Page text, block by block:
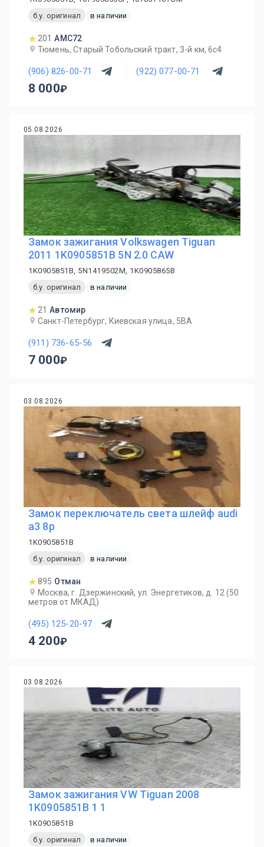
б.у. оригинал
в наличии
201 AMC72
Тюмень, Старый Тобольский тракт, 3-й км, 6с4
(906) 826-00-71 (922) 077-00-71
8 000
05.08.2026
Замок зажигания Volkswagen Tiguan
2011 1K0905851B 5N 2.0 CAW
1K0905851B, 5N1419502M, 1K0905865B
б.у. оригинал
в наличии
21 Автомир
Санкт-Петербург, Киевская улица, 5ВА
(911) 736-65-56
7 000
03.08.2026
Замок переключатель света шлейф audi
a3 8p
1K0905851B
б.у. оригинал
в наличии
895 Отман
Москва, г. Дзержинский, ул. Энергетиков, д. 12 (50
метров от МКАД)
(495) 125-20-97
4 200
03.08.2026
Замок зажигания VW Tiguan 2008
1K0905851B 1 1
1K0905851B
б.у. оригинал
в наличии